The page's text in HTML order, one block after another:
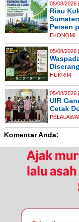
05/08/2026
Riau
Persen
EKONOMI
05/08/2026
HUKRIM
05/08/2026
UIR
Cetak
Komentar Anda: